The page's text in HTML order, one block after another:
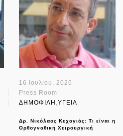
16 Ιουλίου, 2026
Press Room
ΔΗΜΟΦΙΛΗ ΥΓΕΙΑ
Δρ. Νικόλαος Κεχαγιάς: Τι είναι η
Ορθογναθική Χειρουργική